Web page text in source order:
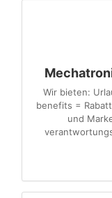
Wir bieten:
benefits =
und